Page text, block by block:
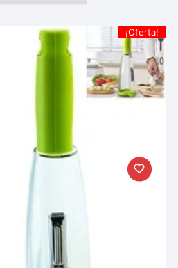
¡Oferta!